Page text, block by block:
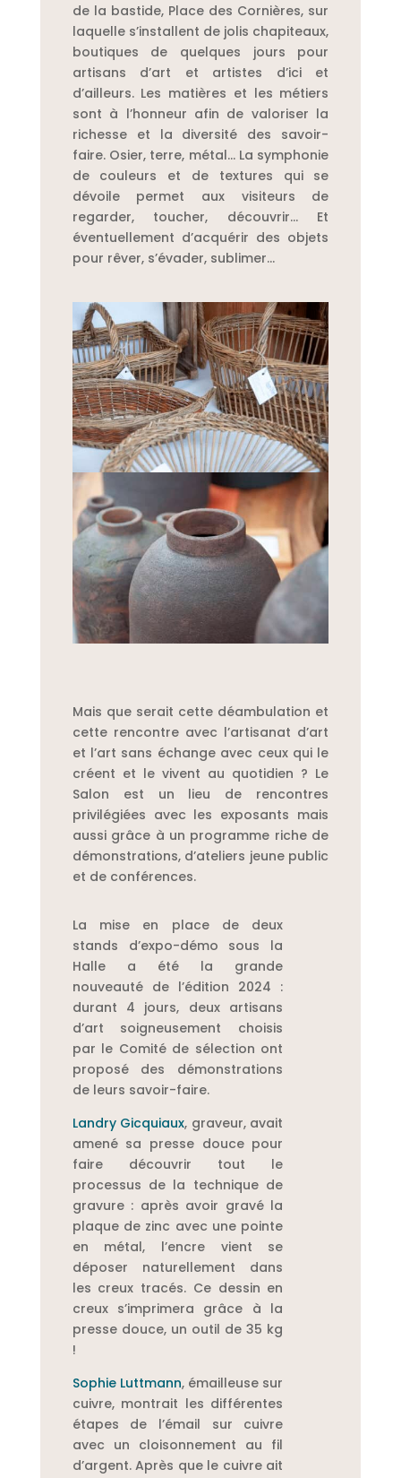
de la bastide, Place des Cornières, sur
laquelle s’installent de jolis chapiteaux,
boutiques de quelques jours pour
artisans d’art et artistes d’ici et
d’ailleurs. Les matières et les métiers
sont à l’honneur afin de valoriser la
richesse et la diversité des savoir-
faire. Osier, terre, métal… La symphonie
de couleurs et de textures qui se
dévoile permet aux visiteurs de
regarder, toucher, découvrir… Et
éventuellement d’acquérir des objets
pour rêver, s’évader, sublimer…
Mais que serait cette déambulation et
cette rencontre avec l’artisanat d’art
et l’art sans échange avec ceux qui le
créent et le vivent au quotidien ? Le
Salon est un lieu de rencontres
privilégiées avec les exposants mais
aussi grâce à un programme riche de
démonstrations, d’ateliers jeune public
et de conférences.
La mise en place de deux
stands d’expo-démo sous la
Halle a été la grande
nouveauté de l’édition 2024 :
durant 4 jours, deux artisans
d’art soigneusement choisis
par le Comité de sélection ont
proposé des démonstrations
de leurs savoir-faire.
Landry Gicquiaux, graveur, avait
amené sa presse douce pour
faire découvrir tout le
processus de la technique de
gravure : après avoir gravé la
plaque de zinc avec une pointe
en métal, l’encre vient se
déposer naturellement dans
les creux tracés. Ce dessin en
creux s’imprimera grâce à la
presse douce, un outil de 35 kg
!
Sophie Luttmann, émailleuse sur
cuivre, montrait les différentes
étapes de l’émail sur cuivre
avec un cloisonnement au fil
d’argent. Après que le cuivre ait